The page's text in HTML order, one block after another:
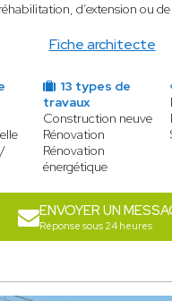
Fiche architecte
d’extension ou
13 types de
travaux
Construction neuve
Rénovation
Rénovation
énergétique
ENVOYER UN
Réponse sous 24 heures